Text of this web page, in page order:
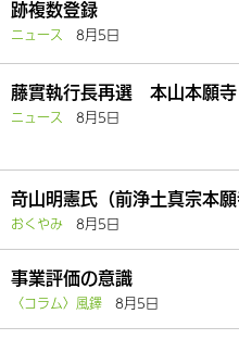
跡複数登録
ニュース 8月5日
藤實執行長再選 本山本願寺
ニュース 8月5日
竒山明憲氏（前浄土真宗本
おくやみ 8月5日
事業評価の意識
〈コラム〉風鐸 8月5日